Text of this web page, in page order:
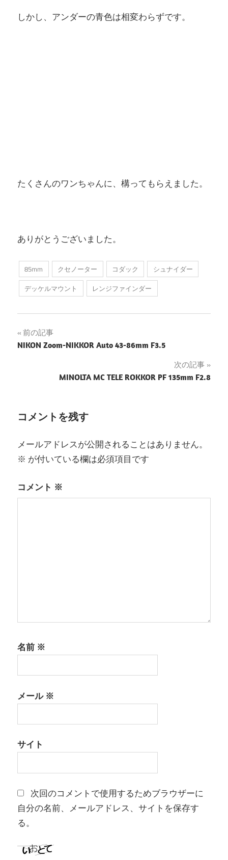
しかし、アンダーの青色は相変わらずです。
たくさんのワンちゃんに、構ってもらえました。
ありがとうございました。
85mm クセノーター コダック
シュナイダー
デッケルマウント
レンジファインダー
投
稿
ゲ
シ
ン
前の記事
NIKON Zoom-NIKKOR Auto 43-86mm F3.5
次の記事
MINOLTA MC TELE ROKKOR PF 135mm F2.8
コメントを残す
メールアドレスが公開されることはありません。
※ が付いている欄は必須項目です
コメント ※
名前 ※
メール※
サイト
次回のコメントで使用するためブラウザーに
自分の名前、メールアドレス、サイトを保存す
る。